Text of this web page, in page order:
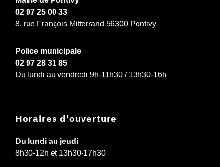
02 97 25 00 33
8, rue François Mitterrand 56300 Pontivy
Police municipale
02 97 28 31 85
Du lundi au vendredi 9h-11h30 / 13h30-16h
Horaires d'ouverture
Du lundi au jeudi
8h30-12h et 13h30-17h30